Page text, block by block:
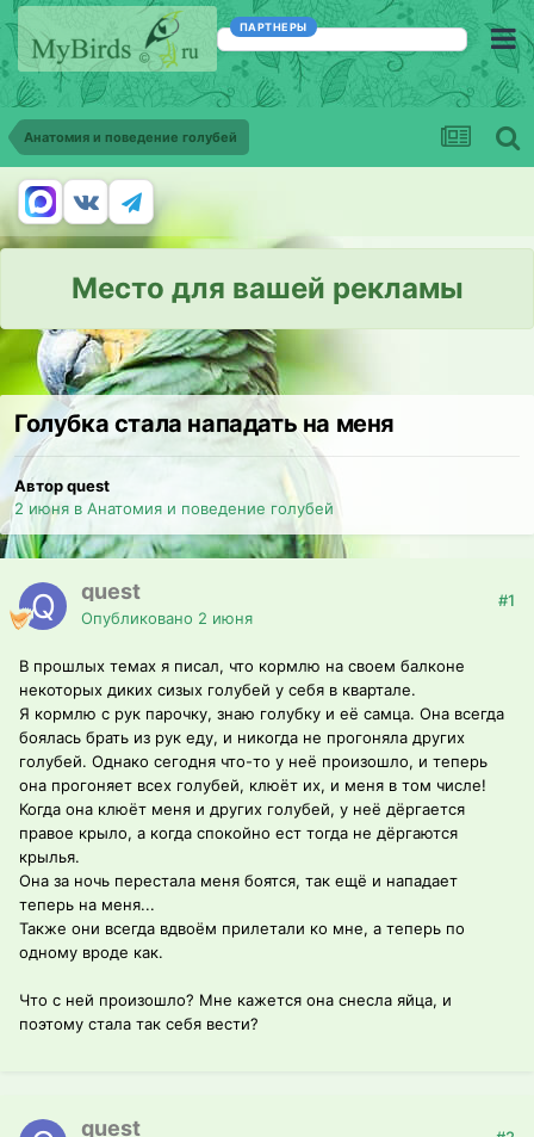
ПАРТНЕРЫ
Анатомия и поведение голубей
Место для вашей рекламы
Голубка стала нападать на меня
Автор quest
2 июня в Анатомия и поведение голубей
quest
Опубликовано 2 июня
#1
В прошлых темах я писал, что кормлю на своем балконе
некоторых диких сизых голубей у себя в квартале.
Я кормлю с рук парочку, знаю голубку и её самца. Она всегда
боялась брать из рук еду, и никогда не прогоняла других
голубей. Однако сегодня что-то у неё произошло, и теперь
она прогоняет всех голубей, клюёт их, и меня в том числе!
Когда она клюёт меня и других голубей, у неё дёргается
правое крыло, а когда спокойно ест тогда не дёргаются
крылья.
Она за ночь перестала меня боятся, так ещё и нападает
теперь на меня...
Также они всегда вдвоём прилетали ко мне, а теперь по
одному вроде как.
Что с ней произошло? Мне кажется она снесла яйца, и
поэтому стала так себя вести?
quest